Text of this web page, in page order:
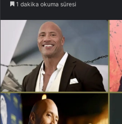
1 dakika okuma süresi